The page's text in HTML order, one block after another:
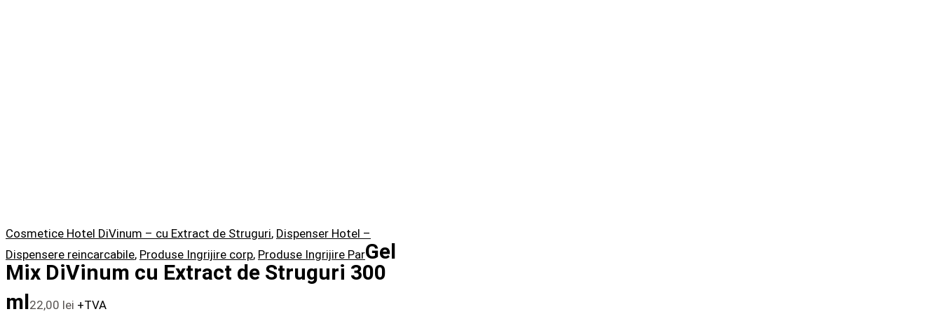
Cosmetice Hotel DiVinum – cu Extract de Struguri, Dispenser Hotel –
Dispensere reincarcabile, Produse Ingrijire corp, Produse Ingrijire ParGel
Mix DiVinum cu Extract de Struguri 300
ml22,00 lei +TVA